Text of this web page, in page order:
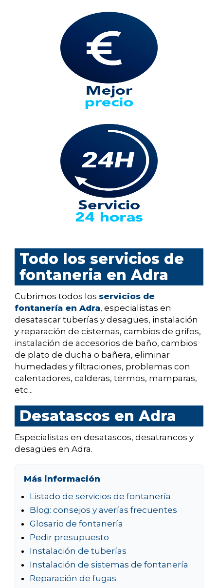
Todo los servicios de
fontaneria en Adra
Cubrimos todos los servicios de
fontanería en Adra, especialistas en
desatascar tuberías y desagües, instalación
y reparación de cisternas, cambios de grifos,
instalación de accesorios de baño, cambios
de plato de ducha o bañera, eliminar
humedades y filtraciones, problemas con
calentadores, calderas, termos, mamparas,
etc...
Desatascos en Adra
Especialistas en desatascos, desatrancos y
desagües en Adra.
Más información
Listado de servicios de fontanería
Blog: consejos y averías frecuentes
Glosario de fontanería
Pedir presupuesto
Instalación de tuberías
Instalación de sistemas de fontanería
Reparación de fugas